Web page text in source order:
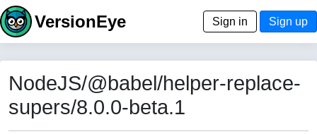
VersionEye Sign in Sign up
NodeJS/@babel/helper-replace-
supers/8.0.0-beta.1